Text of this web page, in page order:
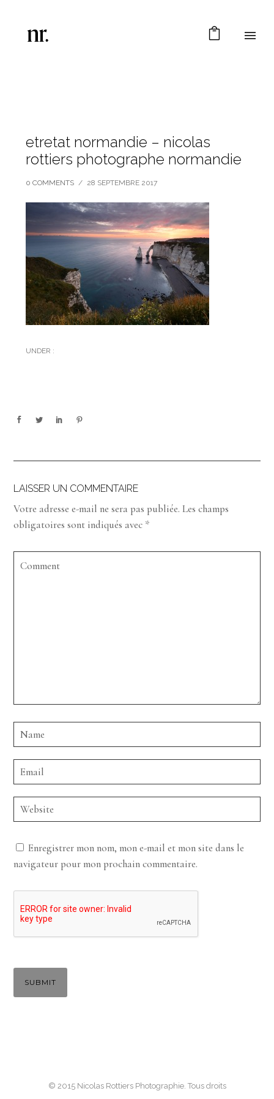
etretat normandie – nicolas
rottiers photographe normandie
0 COMMENTS / 28 SEPTEMBRE 2017
UNDER :
LAISSER UN COMMENTAIRE
Votre adresse e-mail ne sera pas publiée. Les champs
obligatoires sont indiqués avec *
Enregistrer mon nom, mon e-mail et mon site dans le
navigateur pour mon prochain commentaire.
© 2015 Nicolas Rottiers Photographie. Tous droits